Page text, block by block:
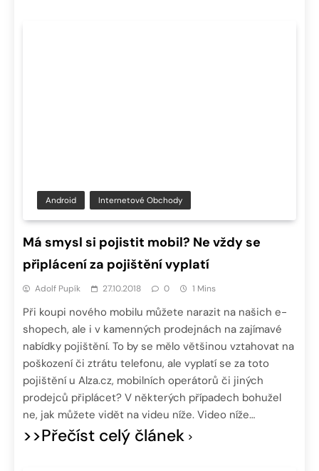
Android Internetové Obchody
Má smysl si pojistit mobil? Ne vždy se
připlácení za pojištění vyplatí
Adolf Pupík 27.10.2018 0 1 Mins
Při koupi nového mobilu můžete narazit na našich e-
shopech, ale i v kamenných prodejnách na zajímavé
nabídky pojištění. To by se mělo většinou vztahovat na
poškození či ztrátu telefonu, ale vyplatí se za toto
pojištění u Alza.cz, mobilních operátorů či jiných
prodejců připlácet? V některých případech bohužel
ne, jak můžete vidět na videu níže. Video níže…
>>Přečíst celý článek